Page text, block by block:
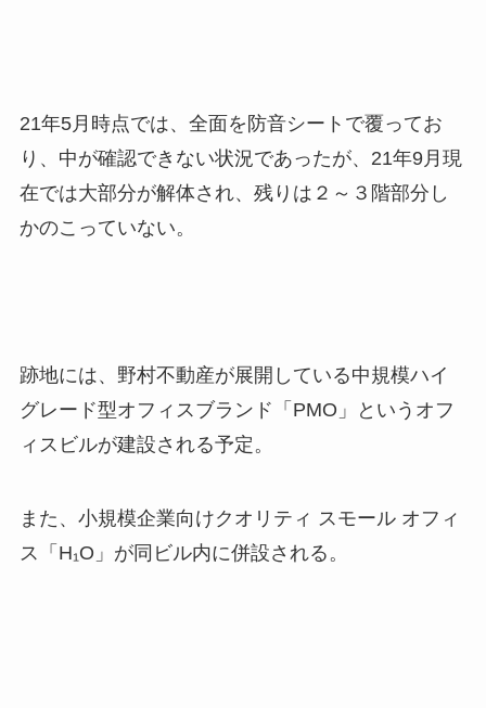
21年5月時点では、全面を防音シートで覆ってお
り、中が確認できない状況であったが、21年9月現
在では大部分が解体され、残りは２～３階部分し
かのこっていない。
跡地には、野村不動産が展開している中規模ハイ
グレード型オフィスブランド「PMO」というオフ
ィスビルが建設される予定。
また、小規模企業向けクオリティ スモール オフィ
ス「H₁O」が同ビル内に併設される。